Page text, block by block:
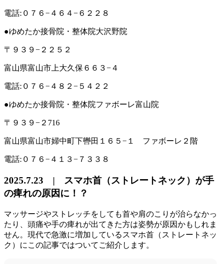
電話:０７６−４６４−６２２８
●ゆめたか接骨院・整体院大沢野院
〒９３９−２２５２
富山県富山市上大久保６６３−４
電話:０７６−４８２−５４２２
●ゆめたか接骨院・整体院ファボーレ富山院
〒９３９−２716
富山県富山市婦中町下轡田１６５−１ ファボーレ２階
電話:０７６−４１３−７３３８
2025.7.23 | スマホ首（ストレートネック）が手
の痺れの原因に！？
マッサージやストレッチをしても首や肩のこりが治らなかっ
たり、頭痛や手の痺れが出てきた方は姿勢が原因かもしれま
せん。現代で急激に増加しているスマホ首（ストレートネッ
ク）にこの記事ではついてご紹介します。